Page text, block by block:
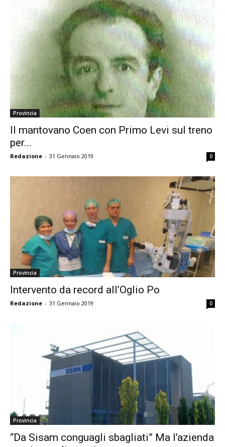
Provincia
Il mantovano Coen con Primo Levi sul treno
per...
Redazione - 31 Gennaio 2019 0
Provincia
Intervento da record all’Oglio Po
Redazione - 31 Gennaio 2019 0
Provincia
“Da Sisam conguagli sbagliati” Ma l’azienda